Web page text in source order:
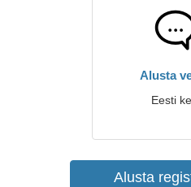
Alusta
Eesti
Alusta